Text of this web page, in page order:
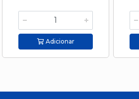
Adicionar